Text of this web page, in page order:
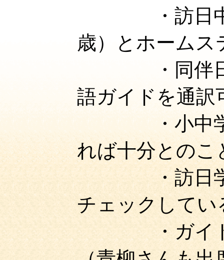
・訪
歳）とホームス
・同
語ガイドを通訳
・小中
れば十分とのこ
・訪日
チェックしてい
・ガイ